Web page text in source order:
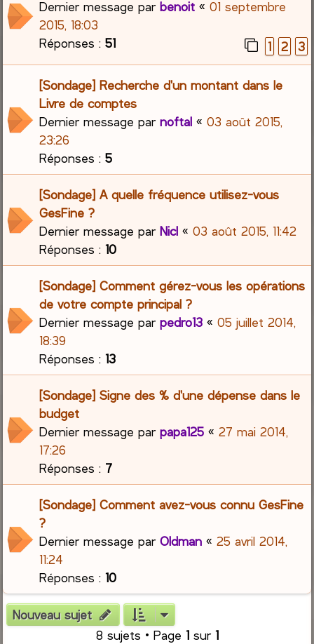
Dernier message parbenoit «01 septembre
2015, 18:03
Réponses :51 1 2 3
[Sondage] Recherche d'un montant dans le
Livre de comptes
Dernier message parnoftal «03 août 2015,
23:26
Réponses :5
[Sondage] A quelle fréquence utilisez-vous
GesFine ?
Dernier message parNicl «03 août 2015, 11:42
Réponses :10
[Sondage] Comment gérez-vous les opérations
de votre compte principal ?
Dernier message parpedro13 «05 juillet 2014,
18:39
Réponses :13
[Sondage] Signe des % d'une dépense dans le
budget
Dernier message parpapa125 «27 mai 2014,
17:26
Réponses : 7
[Sondage] Comment avez-vous connu GesFine
?
Dernier message parOldman «25 avril 2014,
11:24
Réponses :10
Nouveau sujet
8 sujets • Page 1sur 1